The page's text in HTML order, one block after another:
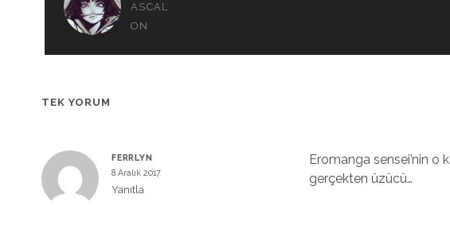
ASCAL
ON
TEK YORUM
FERRLYN
8 Aralık 2017
Yanıtla
Eromanga sensei’nin o
gerçekten üzücü…